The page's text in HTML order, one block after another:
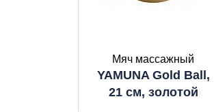
Мяч массажный
YAMUNA Gold Ball,
21 см, золотой